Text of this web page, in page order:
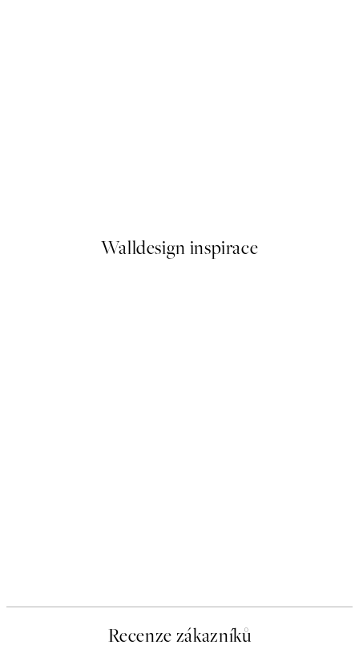
Walldesign inspirace
Recenze zákazníků